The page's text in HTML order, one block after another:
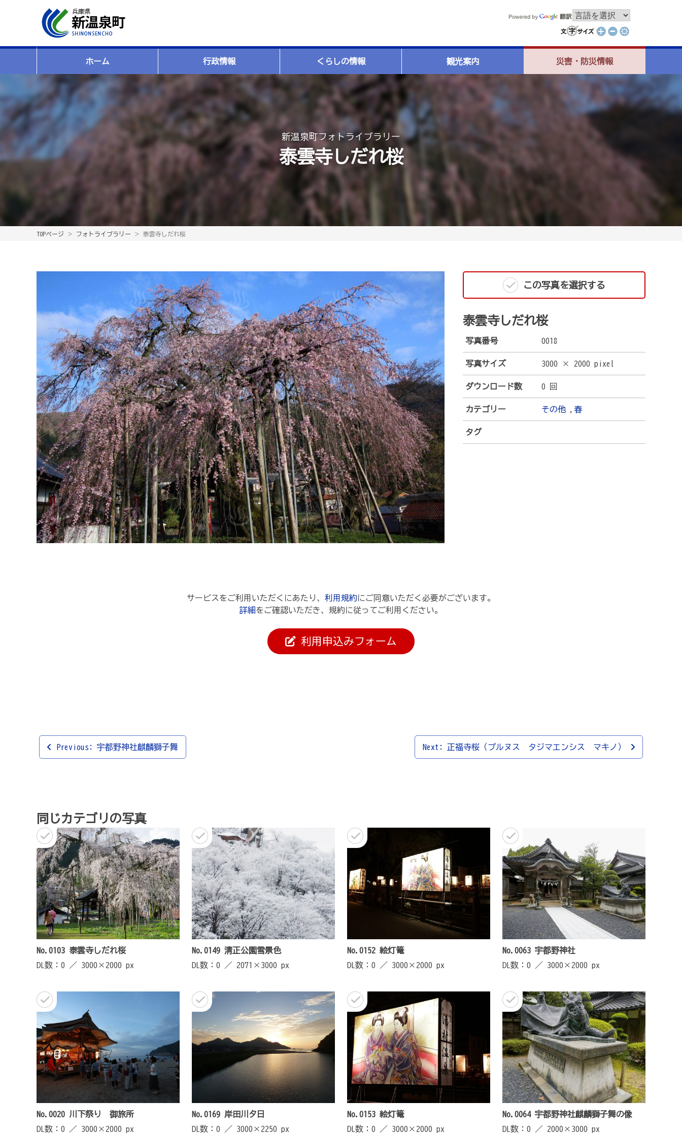
ホーム 行政情報 くらしの情報 観光案内 災害・防災情報
新温泉町フォトライブラリー
泰雲寺しだれ桜
TOPページ ＞ フォトライブラリー ＞ 泰雲寺しだれ桜
この写真を選択する
泰雲寺しだれ桜
写真番号 0018
写真サイズ 3000 × 2000 pixel
ダウンロード数 0 回
カテゴリー その他 , 春
タグ
サービスをご利用いただくにあたり、 利用規約にご同意いただく必要がございます。
詳細をご確認いただき、規約に従ってご利用ください。
利用申込みフォーム
Previous: 宇都野神社麒麟獅子舞 Next: 正福寺桜（プルヌス タジマエンシス マキノ）
同じカテゴリの写真
No.0103 泰雲寺しだれ桜
DL数：0 ／ 3000×2000 px
No.0149 清正公園雪景色
DL数：0 ／ 2071×3000 px
No.0152 絵灯篭
DL数：0 ／ 3000×2000 px
No.0063 宇都野神社
DL数：0 ／ 3000×2000 px
No.0020 川下祭り 御旅所
DL数：0 ／ 3000×2000 px
No.0169 岸田川夕日
DL数：0 ／ 3000×2250 px
No.0153 絵灯篭
DL数：0 ／ 3000×2000 px
No.0064 宇都野神社麒麟獅子舞の像
DL数：0 ／ 2000×3000 px